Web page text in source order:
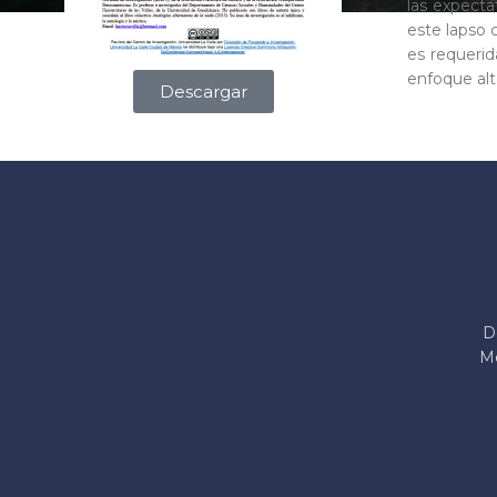
Descargar
las
este lapso
es
enfoque